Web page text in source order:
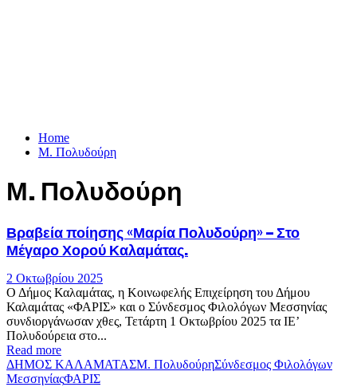
Home
Μ. Πολυδούρη
Μ. Πολυδούρη
Βραβεία ποίησης «Μαρία Πολυδούρη» – Στο
Μέγαρο Χορού Καλαμάτας.
2 Οκτωβρίου 2025
Ο Δήμος Καλαμάτας, η Κοινωφελής Επιχείρηση του Δήμου
Καλαμάτας «ΦΑΡΙΣ» και ο Σύνδεσμος Φιλολόγων Μεσσηνίας
συνδιοργάνωσαν χθες, Τετάρτη 1 Οκτωβρίου 2025 τα ΙΕ’
Πολυδούρεια στο...
Read more
ΔΗΜΟΣ ΚΑΛΑΜΑΤΑΣΜ. ΠολυδούρηΣύνδεσμος Φιλολόγων
ΜεσσηνίαςΦΑΡΙΣ